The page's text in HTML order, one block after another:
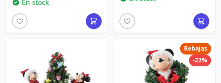
En stock
Rebajas
-22%